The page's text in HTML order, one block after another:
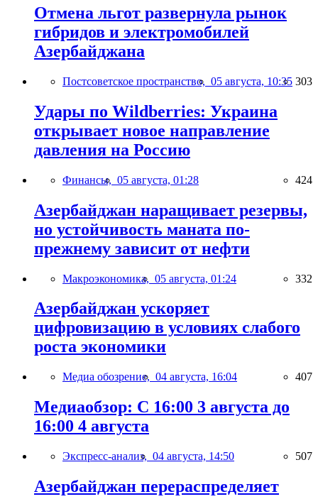
Отмена льгот развернула рынок
гибридов и электромобилей
Азербайджана
Постсоветское пространство, 05 августа, 10:35 303
Удары по Wildberries: Украина
открывает новое направление
давления на Россию
Финансы, 05 августа, 01:28 424
Азербайджан наращивает резервы,
но устойчивость маната по-
прежнему зависит от нефти
Макроэкономика, 05 августа, 01:24 332
Азербайджан ускоряет
цифровизацию в условиях слабого
роста экономики
Медиа обозрение, 04 августа, 16:04 407
Медиаобзор: С 16:00 3 августа до
16:00 4 августа
Экспресс-анализ, 04 августа, 14:50 507
Азербайджан перераспределяет